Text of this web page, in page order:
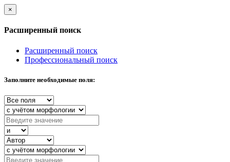
×
Расширенный поиск
Расширенный поиск
Профессиональный поиск
Заполните необходимые поля: